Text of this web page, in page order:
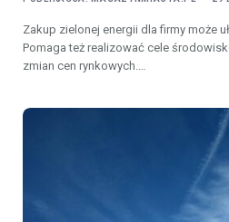
Zakup zielonej energii dla firmy może
Pomaga też realizować cele
zmian cen rynkowych.…